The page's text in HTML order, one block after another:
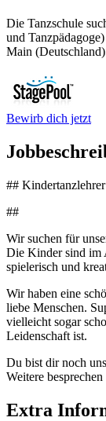
Die Tanzschule
und
Main
Bewirb dich jetzt
##
##
Wir suchen für
Die Kinder sind im
spielerisch und
Wir haben eine
liebe Menschen.
vielleicht sogar
Leidenschaft ist.
Du bist dir noch
Weitere besprechen
Extra